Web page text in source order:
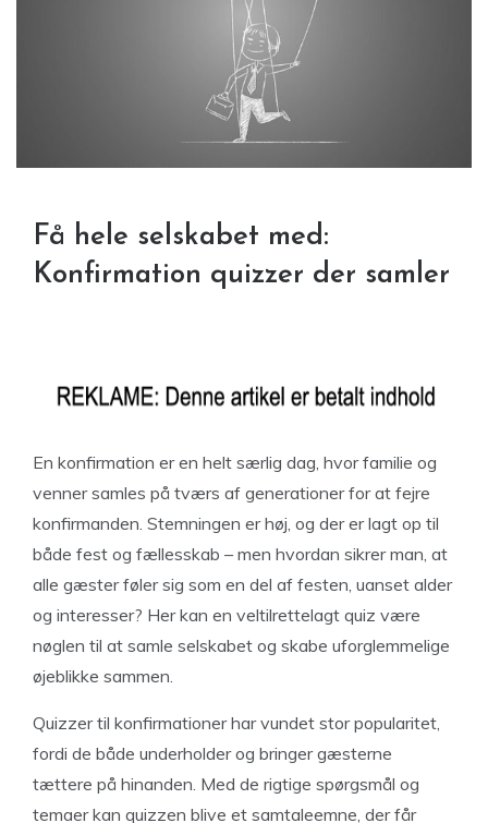
Få hele selskabet med:
Konfirmation quizzer der samler
En konfirmation er en helt særlig dag, hvor familie og
venner samles på tværs af generationer for at fejre
konfirmanden. Stemningen er høj, og der er lagt op til
både fest og fællesskab – men hvordan sikrer man, at
alle gæster føler sig som en del af festen, uanset alder
og interesser? Her kan en veltilrettelagt quiz være
nøglen til at samle selskabet og skabe uforglemmelige
øjeblikke sammen.
Quizzer til konfirmationer har vundet stor popularitet,
fordi de både underholder og bringer gæsterne
tættere på hinanden. Med de rigtige spørgsmål og
temaer kan quizzen blive et samtaleemne, der får